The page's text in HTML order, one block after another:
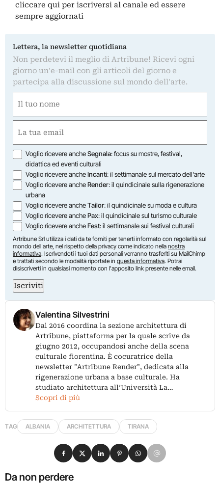
cliccare qui per iscriversi al canale ed essere
sempre aggiornati
Lettera, la newsletter quotidiana
Non perdetevi il meglio di Artribune! Ricevi ogni
giorno un'e-mail con gli articoli del giorno e
partecipa alla discussione sul mondo dell'arte.
(Required)
First
(Required)
Opzioni
Voglio ricevere ancheSegnala: focus su mostre, festival,
didattica ed eventi culturali
Voglio ricevere ancheIncanti: il settimanale sul mercato dell'arte
Voglio ricevere ancheRender: il quindicinale sulla rigenerazione
urbana
Voglio ricevere ancheTailor: il quindicinale su moda e cultura
Voglio ricevere anchePax: il quindicinale sul turismo culturale
Voglio ricevere ancheFest: il settimanale sui festival culturali
Artribune Srl utilizza i dati da te forniti per tenerti informato con regolarità sul
mondo dell'arte, nel rispetto della privacy come indicato nella nostra
informativa. Iscrivendoti i tuoi dati personali verranno trasferiti su MailChimp
e trattati secondo le modalità riportate in questa informativa. Potrai
disiscriverti in qualsiasi momento con l'apposito link presente nelle email.
Iscriviti
Valentina Silvestrini
Dal 2016 coordina la sezione architettura di
Artribune, piattaforma per la quale scrive da
giugno 2012, occupandosi anche della scena
culturale fiorentina. È cocuratrice della
newsletter "Artribune Render", dedicata alla
rigenerazione urbana a base culturale. Ha
studiato architettura all’Università La…
Scopri di più
TAG ALBANIA ARCHITETTURA TIRANA
Da non perdere
Condividi su Facebook
Condividi su X
Condividi su LinkedIn
Condividi su Pinterest
Condividi su WhatsApp
Condividi su Email